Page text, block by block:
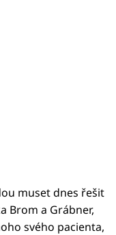
muset dnes řešit
Brom a Grábner,
svého pacienta,